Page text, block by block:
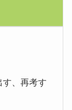
す、再考す